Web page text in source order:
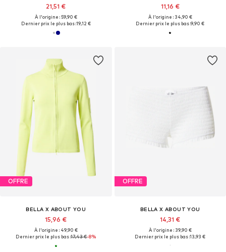
21,51 €
À l'origine : 59,90 €
Dernier prix le plus bas :19,12 €
11,16 €
À l'origine : 34,90 €
Dernier prix le plus bas :9,90 €
OFFRE
BELLA X ABOUT YOU
15,96 €
À l'origine : 49,90 €
Dernier prix le plus bas :17,43 €-8%
OFFRE
BELLA X ABOUT YOU
14,31 €
À l'origine : 39,90 €
Dernier prix le plus bas :13,93 €